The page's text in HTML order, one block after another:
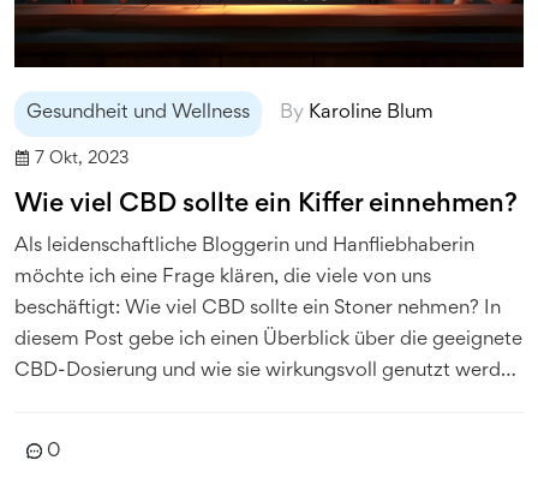
Gesundheit und Wellness By Karoline Blum
7 Okt, 2023
Wie viel CBD sollte ein Kiffer einnehmen?
Als leidenschaftliche Bloggerin und Hanfliebhaberin
möchte ich eine Frage klären, die viele von uns
beschäftigt: Wie viel CBD sollte ein Stoner nehmen? In
diesem Post gebe ich einen Überblick über die geeignete
CBD-Dosierung und wie sie wirkungsvoll genutzt werden
Denn Wissen ist Macht - auch in Sachen Cannabidiol!
0